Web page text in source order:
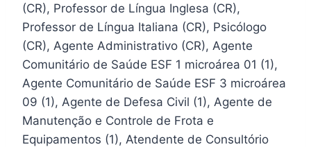
(CR), Professor de Língua Inglesa (CR),
Professor de Língua Italiana (CR), Psicólogo
(CR), Agente Administrativo (CR), Agente
Comunitário de Saúde ESF 1 microárea 01 (1),
Agente Comunitário de Saúde ESF 3 microárea
09 (1), Agente de Defesa Civil (1), Agente de
Manutenção e Controle de Frota e
Equipamentos (1), Atendente de Consultório